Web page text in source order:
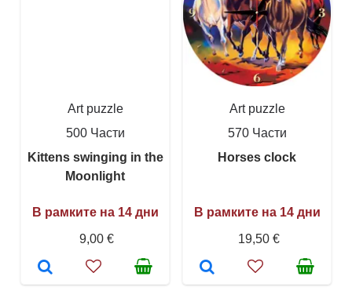
Art puzzle
500 Части
Kittens swinging in the
Moonlight
В рамките на 14 дни
9,00 €
Art puzzle
570 Части
Horses clock
В рамките на 14 дни
19,50 €